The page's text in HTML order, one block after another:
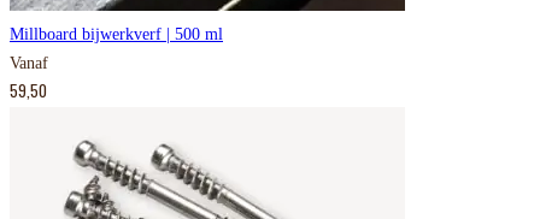
Millboard bijwerkverf | 500 ml
Vanaf
59,50